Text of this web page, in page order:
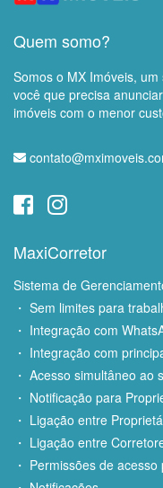
Quem somo?
Somos o MX Imóveis,
você que precisa
imóveis com o menor
MaxiCorretor
Sistema de
・ Sem limites para
・ Integração com
・ Integração com
・ Acesso simultâneo ao
・ Notificação para
・ Ligação entre
・ Ligação entre
・ Permissões de